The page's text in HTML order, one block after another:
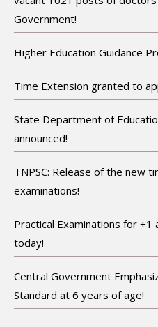
Government!
Higher Education Guidance
Time Extension granted to
State Department of
announced!
TNPSC: Release of the new
examinations!
Practical Examinations for
today!
Central Government
Standard at 6 years of age!